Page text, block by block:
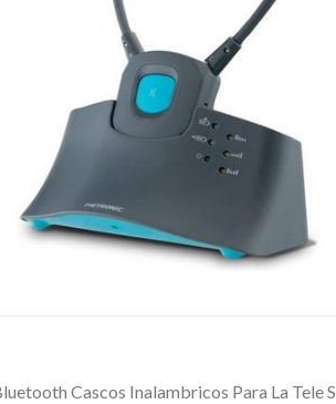
Cascos Inalambricos Para La Tele